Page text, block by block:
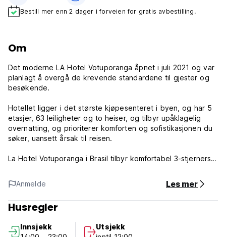
Bestill mer enn 2 dager i forveien for gratis avbestilling.
Om
Det moderne LA Hotel Votuporanga åpnet i juli 2021 og var
planlagt å overgå de krevende standardene til gjester og
besøkende.
Hotellet ligger i det største kjøpesenteret i byen, og har 5
etasjer, 63 leiligheter og to heiser, og tilbyr upåklagelig
overnatting, og prioriterer komforten og sofistikasjonen du
søker, uansett årsak til reisen.
La Hotel Votuporanga i Brasil tilbyr komfortabel 3-stjerners
rommene har klimaanlegg, gratis Wi-Fi og eget bad, med
familierom tilgjengelig. Nyt en frokostbuffé hver morgen.
La Hotel Votuporanga retningslinjer og betingelser:
Avbestillingsregler: 24 timer før ankomst. Ved sen
Anmelde Les mer
Husregler
Innsjekk
Utsjekk